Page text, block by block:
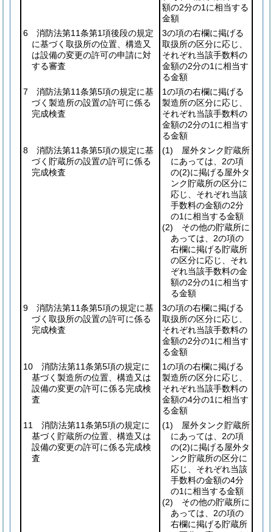
額の2分の1に相当する
金額
6 消防法第11条第1項後段の規定
に基づく取扱所の位置、構造又
は設備の変更の許可の申請に対
する審査
3の項の右欄に掲げる
取扱所の区分に応じ、
それぞれ当該手数料の
金額の2分の1に相当す
る金額
7 消防法第11条第5項の規定に基
づく製造所の設置の許可に係る
完成検査
1の項の右欄に掲げる
製造所の区分に応じ、
それぞれ当該手数料の
金額の2分の1に相当す
る金額
8 消防法第11条第5項の規定に基
づく貯蔵所の設置の許可に係る
完成検査
(1) 屋外タンク貯蔵所
にあっては、2の項
の(2)に掲げる屋外タ
ンク貯蔵所の区分に
応じ、それぞれ当該
手数料の金額の2分
の1に相当する金額
(2) その他の貯蔵所に
あっては、2の項の
右欄に掲げる貯蔵所
の区分に応じ、それ
ぞれ当該手数料の金
額の2分の1に相当す
る金額
9 消防法第11条第5項の規定に基
づく取扱所の設置の許可に係る
完成検査
3の項の右欄に掲げる
取扱所の区分に応じ、
それぞれ当該手数料の
金額の2分の1に相当す
る金額
10 消防法第11条第5項の規定に
基づく製造所の位置、構造又は
設備の変更の許可に係る完成検
査
1の項の右欄に掲げる
製造所の区分に応じ、
それぞれ当該手数料の
金額の4分の1に相当す
る金額
11 消防法第11条第5項の規定に
基づく貯蔵所の位置、構造又は
設備の変更の許可に係る完成検
査
(1) 屋外タンク貯蔵所
にあっては、2の項
の(2)に掲げる屋外タ
ンク貯蔵所の区分に
応じ、それぞれ当該
手数料の金額の4分
の1に相当する金額
(2) その他の貯蔵所に
あっては、2の項の
右欄に掲げる貯蔵所